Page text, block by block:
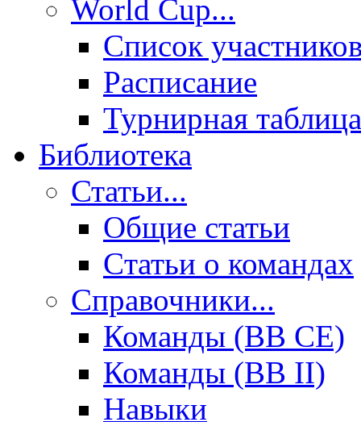
World Cup...
Список
Расписание
Турнирная таблица
Библиотека
Статьи...
Общие статьи
Cтатьи о командах
Справочники...
Команды (BB CE)
Команды (BB II)
Навыки